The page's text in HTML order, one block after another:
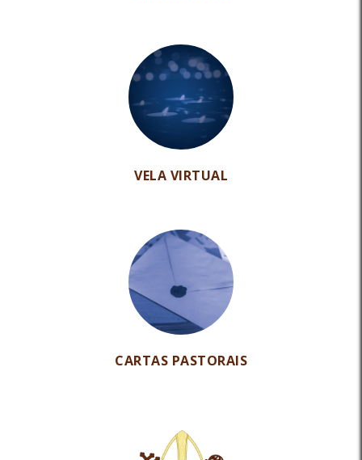
VELA VIRTUAL
CARTAS PASTORAIS